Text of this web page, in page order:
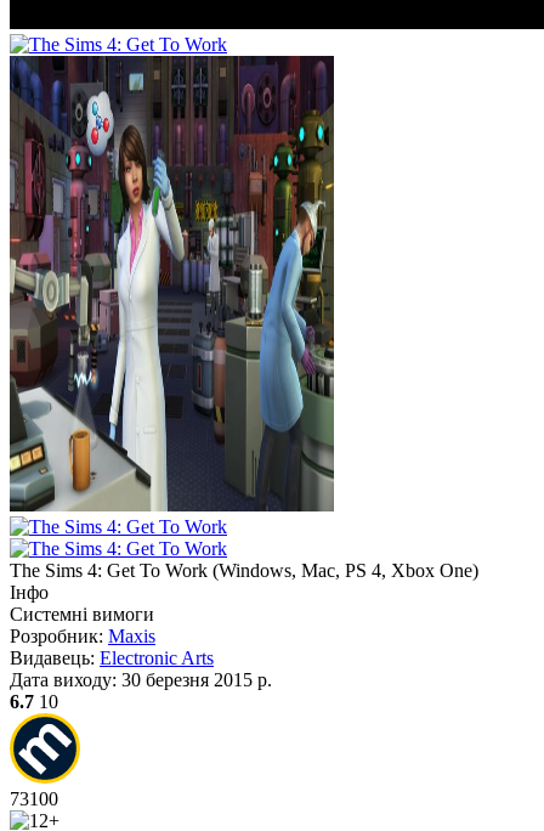
The Sims 4: Get To Work (Windows, Mac, PS 4, Xbox One)
Інфо
Системні вимоги
Розробник: Maxis
Видавець: Electronic Arts
Дата виходу: 30 березня 2015 р.
6.7 10
73100